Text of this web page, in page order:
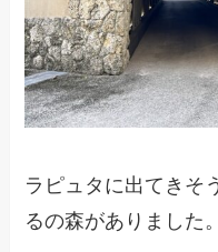
ラピュタに出てきそ
るの森がありました。